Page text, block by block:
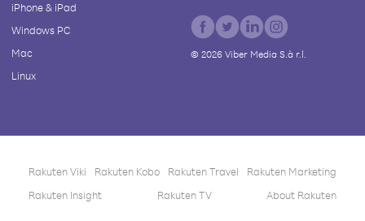
iPhone & iPad
Windows PC
Mac
Linux
© 2026Viber Media S.à r.l.
Rakuten Viki Rakuten Kobo Rakuten Travel
Rakuten Marketing
Rakuten Insight
Rakuten TV About Rakuten